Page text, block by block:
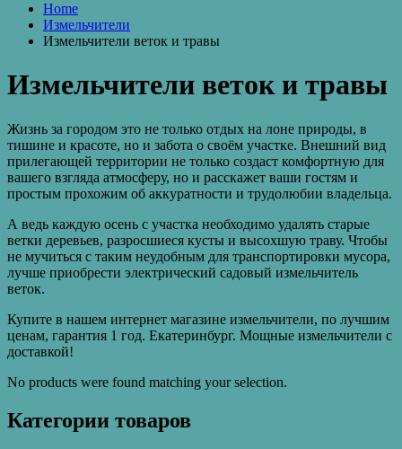
Home
Измельчители
Измельчители веток и травы
Измельчители веток и травы
Жизнь за городом это не только отдых на лоне природы, в
тишине и красоте, но и забота о своём участке. Внешний вид
прилегающей территории не только создаст комфортную для
вашего взгляда атмосферу, но и расскажет ваши гостям и
простым прохожим об аккуратности и трудолюбии владельца.
А ведь каждую осень с участка необходимо удалять старые
ветки деревьев, разросшиеся кусты и высохшую траву. Чтобы
не мучиться с таким неудобным для транспортировки мусора,
лучше приобрести электрический садовый измельчитель
веток.
Купите в нашем интернет магазине измельчители, по лучшим
ценам, гарантия 1 год. Екатеринбург. Мощные измельчители с
доставкой!
No products were found matching your selection.
Категории товаров